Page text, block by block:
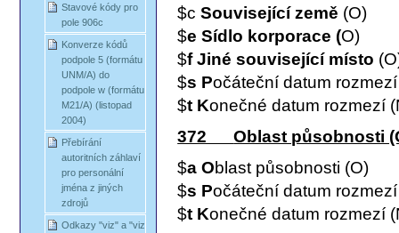
Stavové kódy pro
pole 906c
Konverze kódů
podpole 5 (formátu
UNM/A) do
podpole w (formátu
M21/A) (listopad
2004)
Přebírání
autoritních záhlaví
pro personální
jména z jiných
zdrojů
Odkazy "viz" a "viz
$c Související země (O)
$e Sídlo korporace (O)
$f Jiné související místo
$s Počáteční datum
$t Konečné datum rozmezí
372Oblast působnosti
$a Oblast působnosti (O)
$s Počáteční datum
$t Konečné datum rozmezí